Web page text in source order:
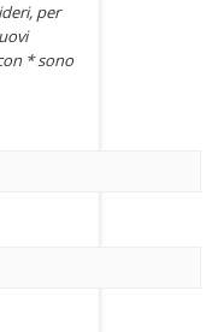
per
* sono